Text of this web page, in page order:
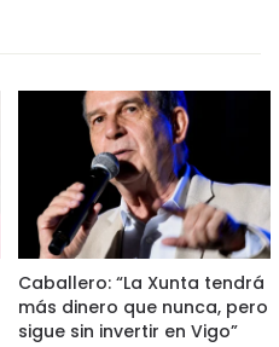
Caballero: “La Xunta tendrá
más dinero que nunca, pero
sigue sin invertir en Vigo”